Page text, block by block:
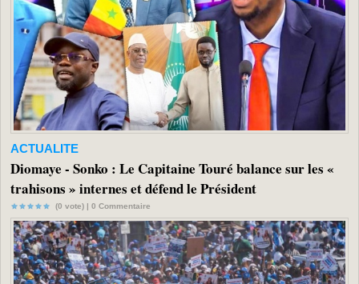
ACTUALITE
Diomaye - Sonko : Le Capitaine Touré balance sur les «
trahisons » internes et défend le Président
(0 vote) | 0 Commentaire